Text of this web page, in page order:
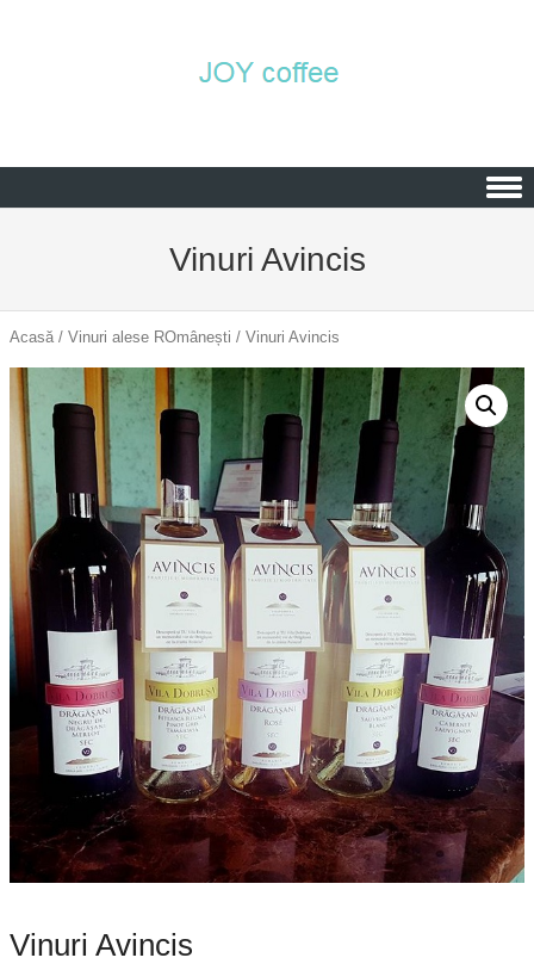
Vinuri Avincis
Acasă / Vinuri alese ROmânești / Vinuri Avincis
Vinuri Avincis